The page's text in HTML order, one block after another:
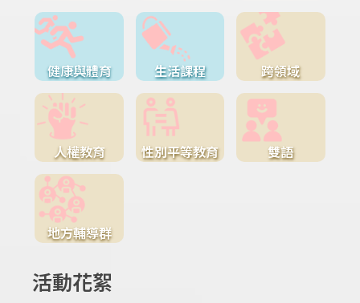
健康與體育 生活課程 跨領域
人權教育 性別平等教育 雙語
地方輔導群
活動花絮